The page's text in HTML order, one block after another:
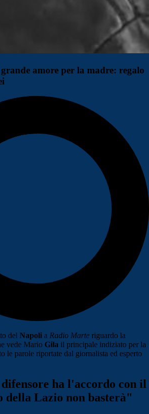
amore per la madre: regalo
del Napoli a Radio Marte riguardo la
vede Mario Gila il principale indiziato per la
le parole riportate dal giornalista ed esperto
ha l'accordo con il
della Lazio non basterà"